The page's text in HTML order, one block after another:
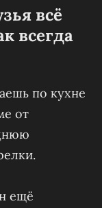
всё
всегда
по кухне
от
ещё